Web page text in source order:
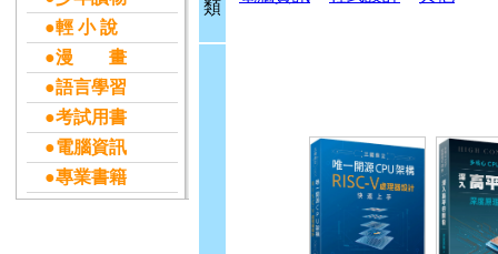
●輕 小 說
●漫 畫
●語言學習
●考試用書
●電腦資訊
●專業書籍
類